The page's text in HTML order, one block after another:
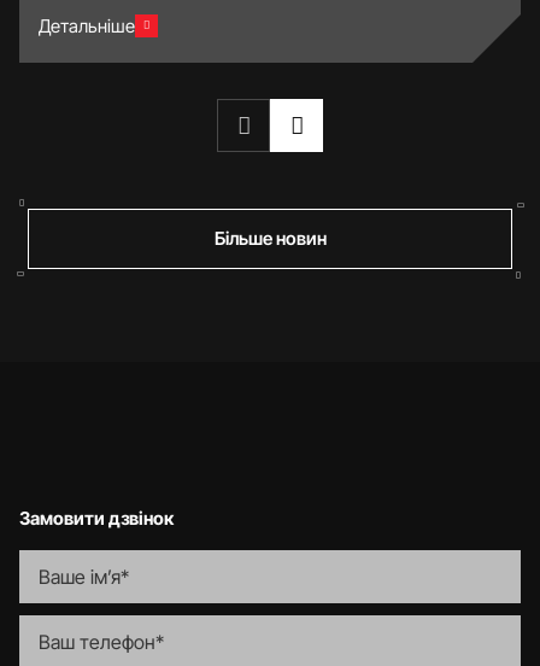
Детальніше
Більше новин
Замовити дзвінок